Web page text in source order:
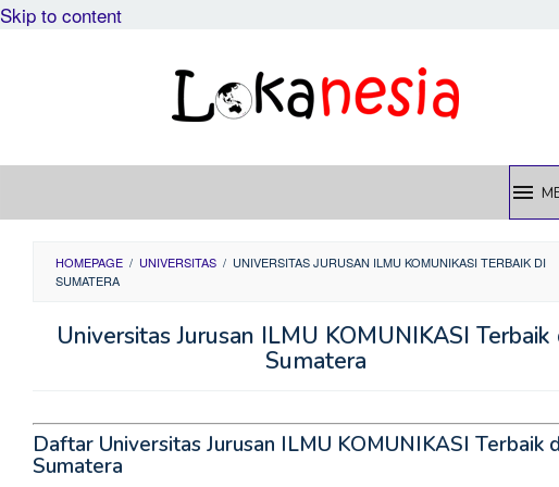
Skip to content
HOMEPAGE / UNIVERSITAS / UNIVERSITAS JURUSAN ILMU KOMUNIKASI TERBAIK DI
SUMATERA
Universitas Jurusan ILMU KOMUNIKASI Terbaik
Sumatera
Daftar Universitas Jurusan ILMU KOMUNIKASI Terbaik
Sumatera